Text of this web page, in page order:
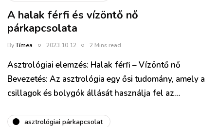
A halak férfi és vízöntő nő
párkapcsolata
ByTímea 2023.10.12. 2 Mins read
Asztrológiai elemzés: Halak férfi – Vízöntő nő
Bevezetés: Az asztrológia egy ősi tudomány, amely a
csillagok és bolygók állását használja fel az…
asztrológiai párkapcsolat